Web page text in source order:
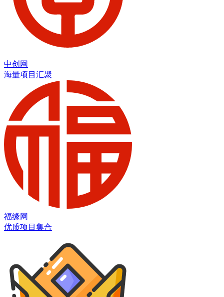
中创网
海量项目汇聚
福缘网
优质项目集合